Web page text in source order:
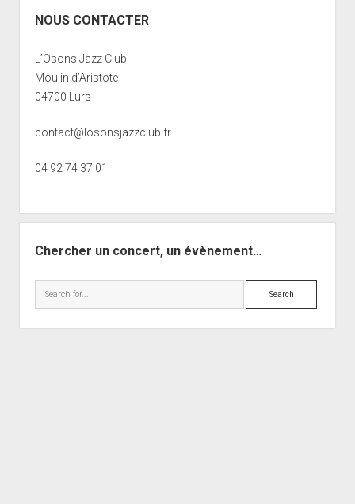
NOUS CONTACTER
L’Osons Jazz Club
Moulin d’Aristote
04700 Lurs
contact@losonsjazzclub.fr
04 92 74 37 01
Chercher un concert, un évènement…
Search